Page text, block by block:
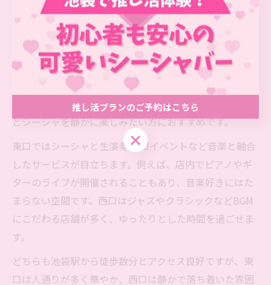
池袋シーシャ東口と西口の音楽空間の違い
池袋駅周辺はシーシャスポットが豊富で、東口と西口そ
れぞれに個性ある音楽空間が広がっています。東口は賑
やかな繁華街に位置し、インスタ映えを意識したカフェ
やコンセプトバーが多く、若い世代や女性客に人気で
す。一方、西口は落ち着いた雰囲気の店舗が多く、音楽
とシーシャを静かに楽しみたい方におすすめです。
東口ではシーシャと生演奏、DJイベントなど音楽と融合
したサービスが目立ちます。例えば、店内でピアノやギ
ターのライブが開催されることもあり、音楽好きにはた
まらない空間です。西口はジャズやクラシックなどBGM
にこだわる店舗が多く、ゆったりとした時間を過ごせま
す。
どちらも池袋駅から徒歩数分とアクセス良好ですが、東
口は人通りが多く華やか、西口は静かで落ち着いた雰囲
推し活プランのご予約はこちら
推し活プランのご予約はこちら